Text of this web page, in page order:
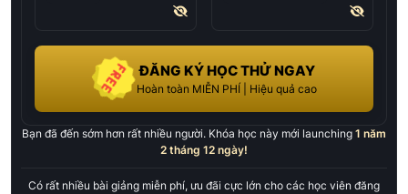
ĐĂNG KÝ HỌC THỬ NGAY
Hoàn toàn MIỄN PHÍ | Hiệu quả cao
Bạn đã đến sớm hơn rất nhiều người. Khóa học này mới launching 1 năm
2 tháng 12 ngày!
Có rất nhiều bài giảng miễn phí, ưu đãi cực lớn cho các học viên đăng